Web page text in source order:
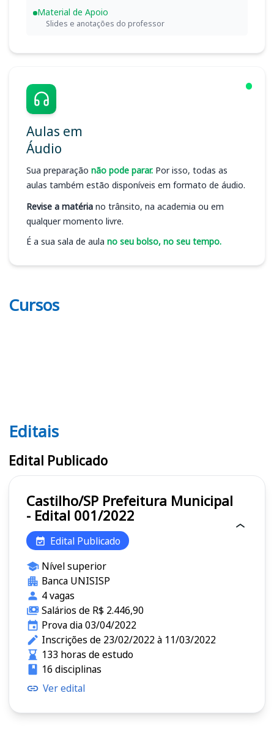
Material de Apoio
Slides e anotações do professor
Aulas em
Áudio
Sua preparação não pode parar. Por isso, todas as
aulas também estão disponíveis em formato de áudio.
Revise a matéria no trânsito, na academia ou em
qualquer momento livre.
É a sua sala de aula no seu bolso, no seu tempo.
Cursos
Editais
Editais
Edital Publicado
Castilho/SP Prefeitura Municipal
- Edital 001/2022
Edital Publicado
Nível superior
Banca UNISISP
4 vagas
Salários de R$ 2.446,90
Prova dia 03/04/2022
Inscrições de 23/02/2022 à 11/03/2022
133 horas de estudo
16 disciplinas
Ver edital